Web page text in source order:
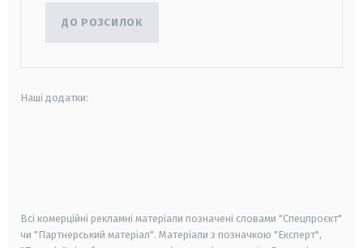
ДО РОЗСИЛОК
Наші додатки:
Всі комерційні рекламні матеріали позначені словами "Спецпроєкт"
чи "Партнерський матеріал". Матеріали з позначкою "Експерт",